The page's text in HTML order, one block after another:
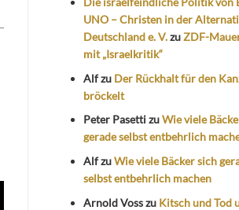
UNO – Christen in der
Deutschland e. V.zuZDF-
mit „Israelkritik“
Alfzu Der Rückhalt für den
bröckelt
Peter PasettizuWie viele
gerade selbst entbehrlich
AlfzuWie viele Bäcker sich
selbst entbehrlich machen
Arnold Vosszu Kitsch und Tod